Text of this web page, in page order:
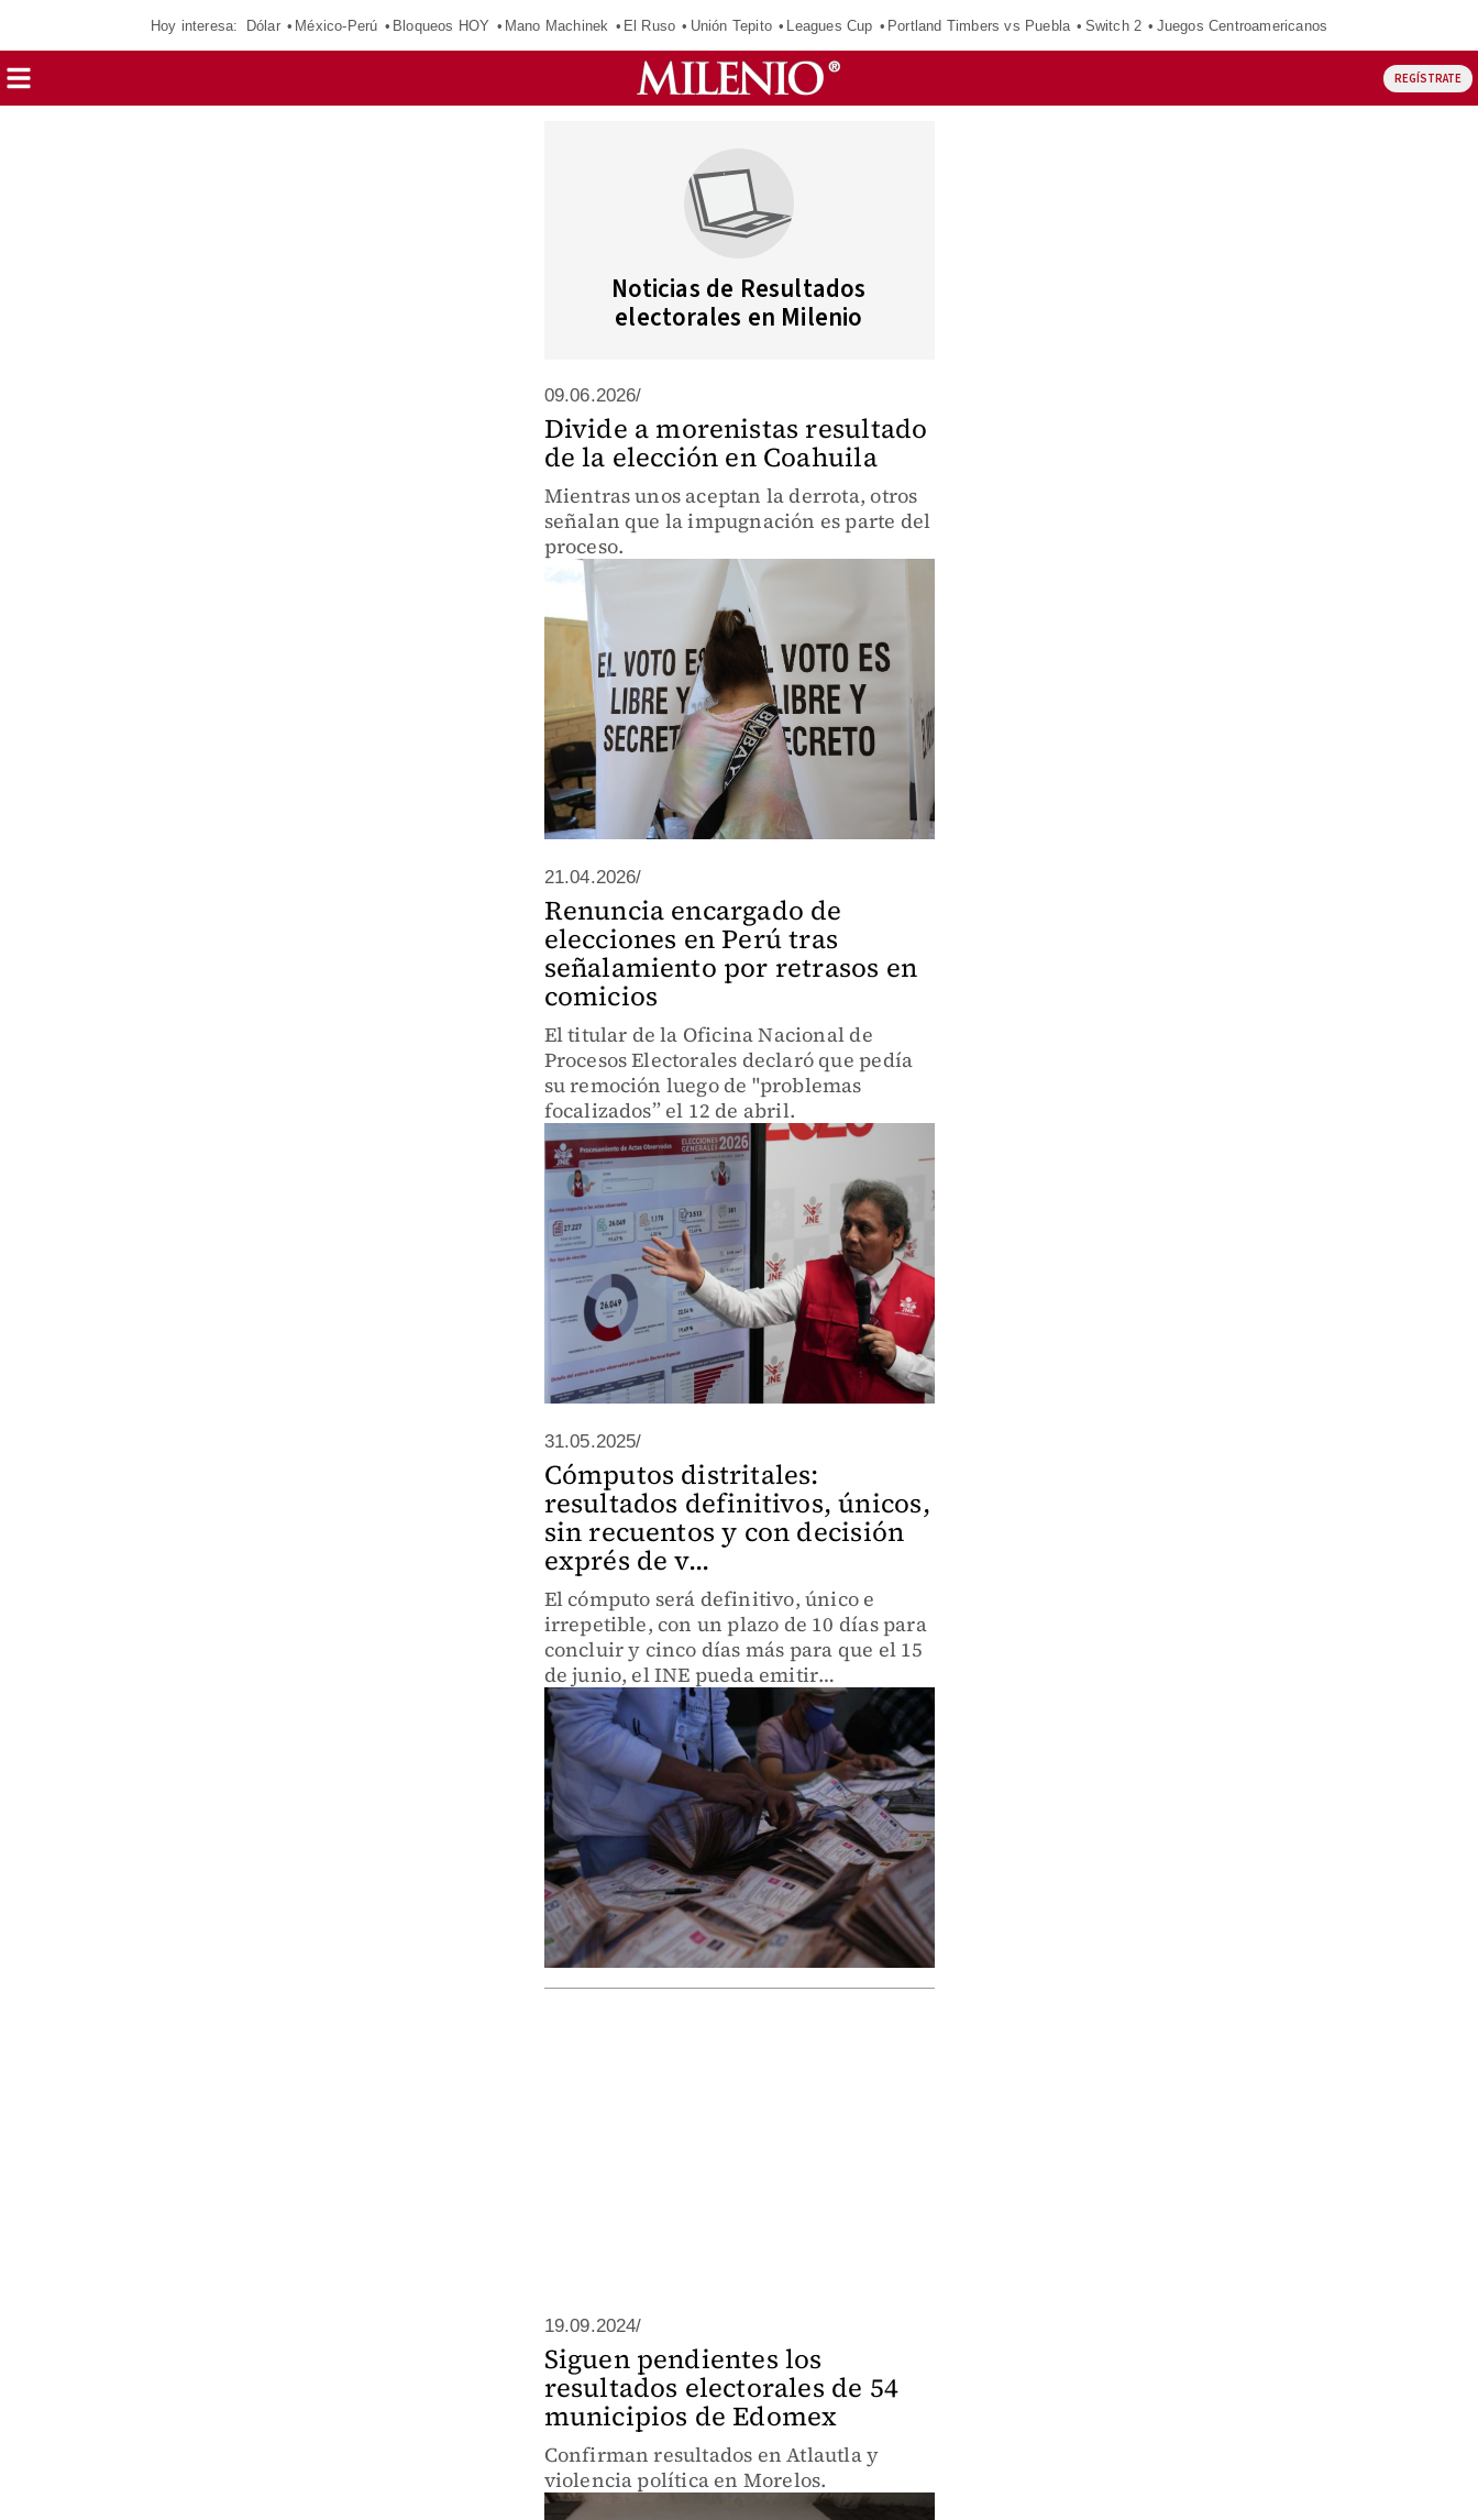
Hoy interesa: Dólar México-Perú Bloqueos HOY Mano Machinek El Ruso Unión Tepito Leagues Cup Portland Timbers vs Puebla Switch 2 Juegos Centroamericanos
REGÍSTRATE
Noticias de Resultados
electorales en Milenio
09.06.2026/
Divide a morenistas resultado
de la elección en Coahuila
Mientras unos aceptan la derrota, otros
señalan que la impugnación es parte del
proceso.
21.04.2026/
Renuncia encargado de
elecciones en Perú tras
señalamiento por retrasos en
comicios
El titular de la Oficina Nacional de
Procesos Electorales declaró que pedía
su remoción luego de "problemas
focalizados” el 12 de abril.
31.05.2025/
Cómputos distritales:
resultados definitivos, únicos,
sin recuentos y con decisión
exprés de v...
El cómputo será definitivo, único e
irrepetible, con un plazo de 10 días para
concluir y cinco días más para que el 15
de junio, el INE pueda emitir
declaración de validez y constancia de
mayoría.
19.09.2024/
Siguen pendientes los
resultados electorales de 54
municipios de Edomex
Confirman resultados en Atlautla y
violencia política en Morelos.